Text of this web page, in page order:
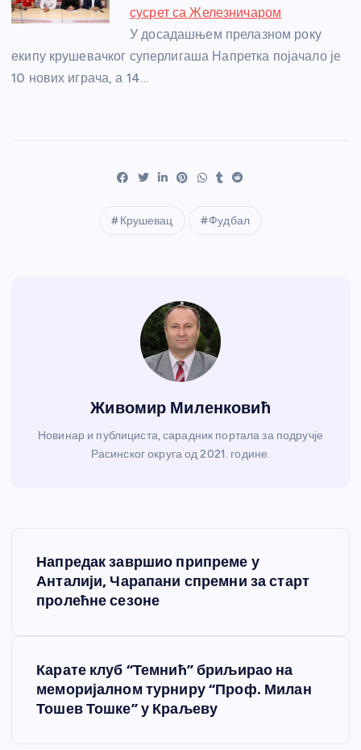
сусрет са Железничаром
У досадашњем прелазном року
екипу крушевачког суперлигаша Напретка појачало је
10 нових играча, а 14…
Крушевац Фудбал
Живомир Миленковић
Новинар и публициста, сарадник портала за подручје
Расинског округа од 2021. године.
Напредак завршио припреме у
Анталији, Чарапани спремни за старт
пролећне сезоне
Карате клуб “Темнић” бриљирао на
меморијалном турниру “Проф. Милан
Тошев Тошке” у Краљеву